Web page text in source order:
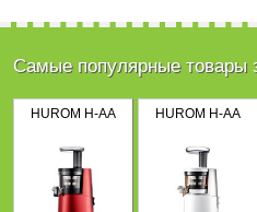
Самые популярные товары
HUROM H-AA HUROM H-AA